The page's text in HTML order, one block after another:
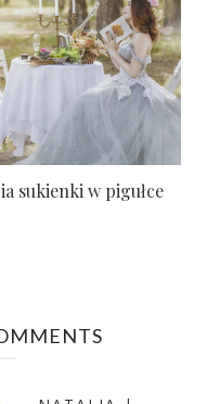
sukienki w pigułce